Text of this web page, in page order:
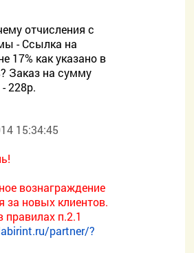
отчисления с
- Ссылка на
17% как указано в
Заказ на сумму
228р.
15:34:45
вознаграждение
за новых клиентов.
правилах п.2.1
partner/?